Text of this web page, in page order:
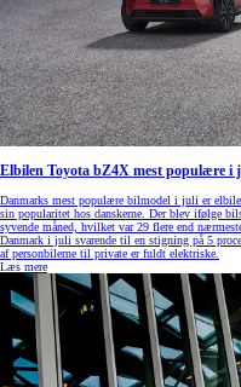
Elbilen Toyota bZ4X mest populære i
Danmarks mest populære bilmodel i juli er
sin popularitet hos danskerne. Der blev ifølge
syvende måned, hvilket var 29 flere end
Danmark i juli svarende til en stigning på 5
af personbilerne til private er fuldt elektriske.
Læs mere